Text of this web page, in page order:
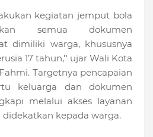
kegiatan jemput bola
semua dokumen
dimiliki warga, khususnya
17 tahun,'' ujar Wali Kota
Targetnya pencapaian
keluarga dan dokumen
melalui akses layanan
kepada warga.